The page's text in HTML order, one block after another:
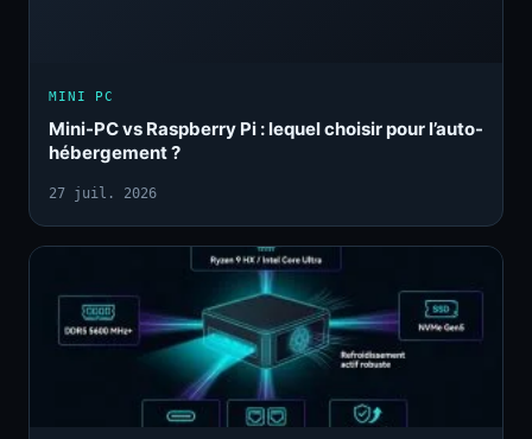
MINI PC
Mini-PC vs Raspberry Pi : lequel choisir pour l’auto-
hébergement ?
27 juil. 2026